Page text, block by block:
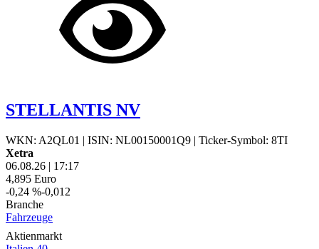
STELLANTIS NV
WKN: A2QL01 | ISIN: NL00150001Q9 | Ticker-Symbol: 8TI
Xetra
06.08.26 | 17:17
4,895 Euro
-0,24 %-0,012
Branche
Fahrzeuge
Aktienmarkt